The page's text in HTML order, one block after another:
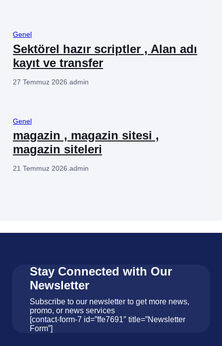
Genel
Sektörel hazır scriptler , Alan adı
kayıt ve transfer
27 Temmuz 2026 admin
Genel
magazin , magazin sitesi ,
magazin siteleri
21 Temmuz 2026 admin
Stay Connected with Our
Newsletter
Subscribe to our newsletter to get more news,
promo, or news services
[contact-form-7 id=”ffe7691″ title=”Newsletter
Form”]